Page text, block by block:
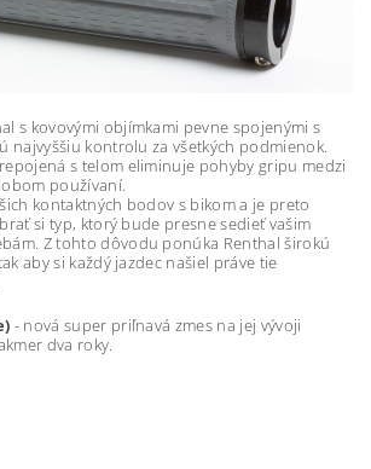
s kovovými objímkami pevne spojenými s
najvyššiu kontrolu za všetkých podmienok.
s telom eliminuje pohyby gripu medzi
používaní.
kontaktných bodov s bikom a je preto
si typ, ktorý bude presne sedieť vašim
Z tohto dôvodu ponúka Renthal širokú
aby si každý jazdec našiel práve tie
- nová super priľnavá zmes na jej vývoji
dva roky.